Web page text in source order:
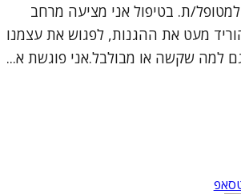
למטופל/ת. בטיפול אני מציעה מרחב
מעט את ההגנות, לפגוש את עצמנו
למה שקשה או מבולבל.אני פוגשת א...